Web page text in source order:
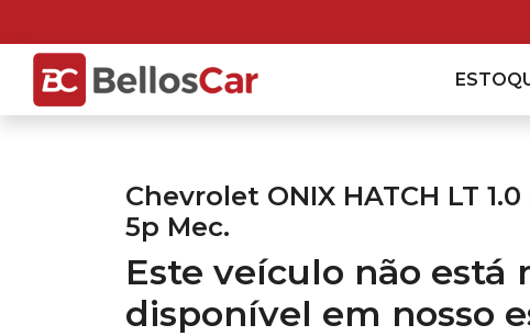
Chevrolet ONIX HATCH LT
5p Mec.
Este veículo não está
disponível em nosso